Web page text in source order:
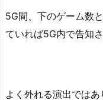
5G間、下のゲーム数
ていれば5G内で告知さ
よく外れる演出ではあ